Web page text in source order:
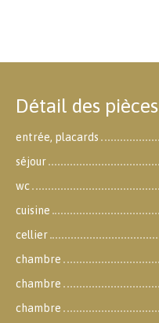
Détail des pièces
entrée, placards
séjour
wc
cuisine
cellier
chambre
chambre
chambre